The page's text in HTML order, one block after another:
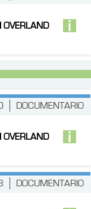
OVERLAND
DOCUMENTARIO
OVERLAND
DOCUMENTARIO